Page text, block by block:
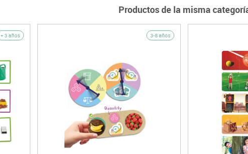
Productos de la misma
+ 3 años 3-8 años